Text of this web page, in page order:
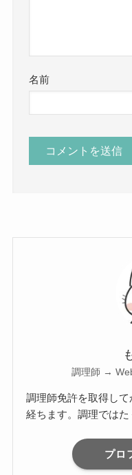
名前
調理師 →
調理師免許を取得して
経ちます。調理ではた
プロ